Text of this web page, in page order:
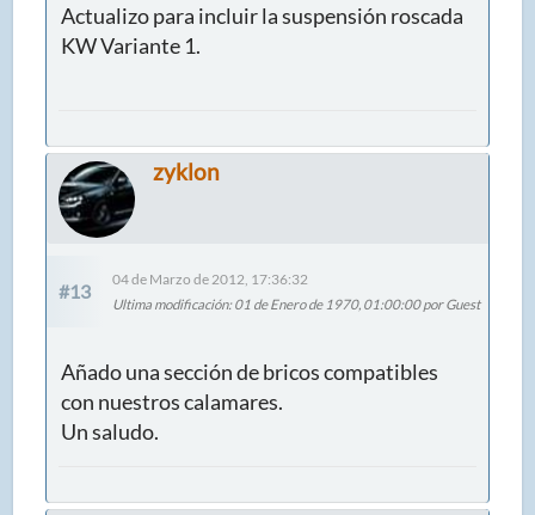
Actualizo para incluir la suspensión roscada
KW Variante 1.
zyklon
#13
04 de Marzo de 2012, 17:36:32
Ultima modificación: 01 de Enero de 1970, 01:00:00 por Guest
Añado una sección de bricos compatibles
con nuestros calamares.
Un saludo.